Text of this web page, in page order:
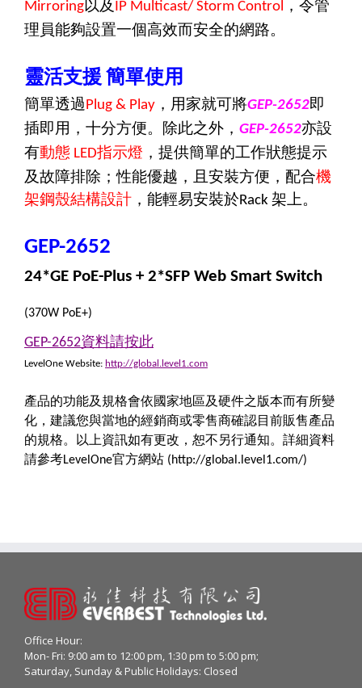
Mirroring以及 IP Multicast/ Storm Control
，令管
理員能夠設置一個高效而安全的網路。
靈活支援 簡單使用
簡單透過 Plug & Play ，用家就可將GEP-2652即
插即用，十分方便。除此之外， GEP-2652亦設
有動態 LED指示燈 ，提供簡單的工作狀態提示
及故障排除；性能優越，且安裝方便，配合機
架鋼殼結構設計 ，能輕易安裝於Rack 架上。
GEP-2652
24*GE PoE-Plus + 2*SFP Web Smart Switch
(370W PoE+)
GEP-2652資料請按此
LevelOne Website: http://global.level1.com
產品的功能及規格會依國家地區及硬件之版本而有所變
化，建議您與當地的經銷商或零售商確認目前販售產品
的規格。以上資訊如有更改，恕不另行通知。詳細資料
請參考LevelOne官方網站 (http://global.level1.com/)
Office Hour:
Mon- Fri: 9:00 am to 12:00 pm, 1:30 pm to 5:00 pm;
Saturday, Sunday & Public Holidays: Closed